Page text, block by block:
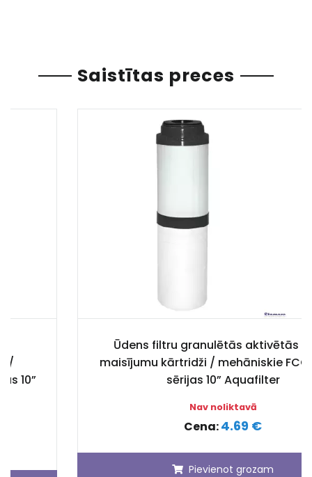
Saistītas preces
Ūdens filtru granulētās aktivētās ogles
maisījumu kārtridži / mehāniskie FCCA-STO
sērijas 10” Aquafilter
Nav noliktavā
4.69 €
Pievienot grozam